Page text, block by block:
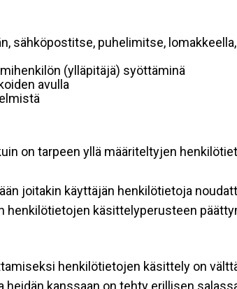
sähköpostitse, puhelimitse,
(ylläpitäjä) syöttäminä
avulla
on tarpeen yllä määriteltyjen
joitakin käyttäjän henkilötietoja
henkilötietojen käsittelyperusteen
henkilötietojen käsittely on
heidän kanssaan on tehty erillisen